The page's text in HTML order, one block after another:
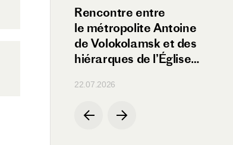
Rencontre entre
le métropolite Antoine
de Volokolamsk et des
hiérarques de l’Église
22.07.2026